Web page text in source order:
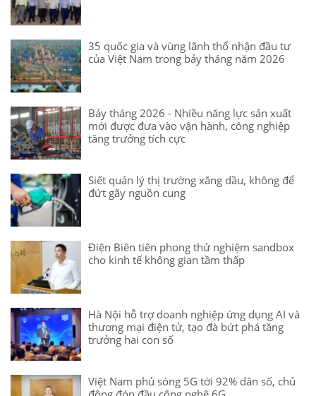
35 quốc gia và vùng lãnh thổ nhận đầu tư
của Việt Nam trong bảy tháng năm 2026
Bảy tháng 2026 - Nhiều năng lực sản xuất
mới được đưa vào vận hành, công nghiệp
tăng trưởng tích cực
Siết quản lý thị trường xăng dầu, không để
đứt gãy nguồn cung
Điện Biên tiên phong thử nghiệm sandbox
cho kinh tế không gian tầm thấp
Hà Nội hỗ trợ doanh nghiệp ứng dụng AI và
thương mại điện tử, tạo đà bứt phá tăng
trưởng hai con số
Việt Nam phủ sóng 5G tới 92% dân số, chủ